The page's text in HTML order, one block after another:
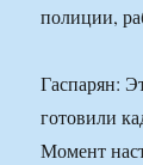
полиции,
Гаспарян:
готовили
Момент